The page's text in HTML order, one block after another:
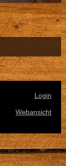
Login
Webansicht